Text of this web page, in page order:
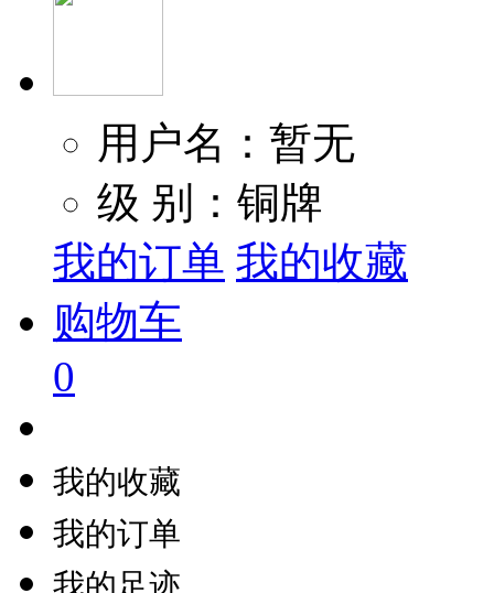
用户名：暂无
级 别：铜牌
我的订单 我的收藏
购物车
0
我的收藏
我的订单
我的足迹